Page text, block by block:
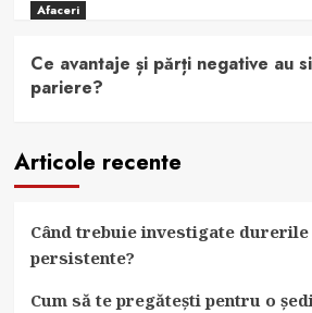
Afaceri
Ce avantaje și părți negative au
pariere?
Articole recente
Când trebuie investigate durerile
persistente?
Cum să te pregătești pentru o